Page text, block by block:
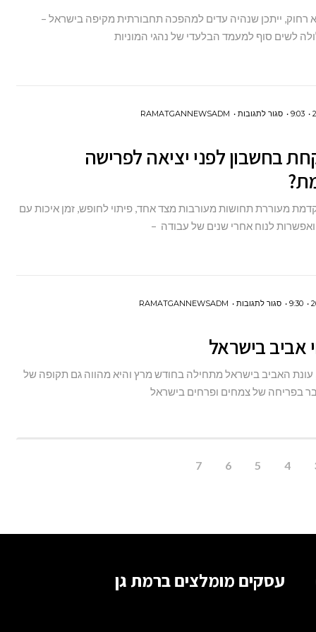
רחוק, ייתכן שנהיה עדים למהפכה תחבורתית מקיפה בישראל –
לשים סוף למעמד הבלעדי של נהגי המוניות
9:03 סגור לתגובותעל
לקחת
יציאה
לפרישה
RAMATGANNEWSADM
בחשבון לפני יציאה לפרישה
מעוררת תחושות מעורבות מצד אחד, פיתוי לחופש, זמן איכות עם
לנוח אחרי שנים של עבודה –
9:30 סגור לתגובותעל
פרחי
RAMATGANNEWSADM
עונת האביב בישראל מתחילה בחודש מרץ והיא מהווה גם תקופה של
בפריחה של צמחים ופרחים בישראל
4
5
6
7
עסקים מומלצים ברמת גן